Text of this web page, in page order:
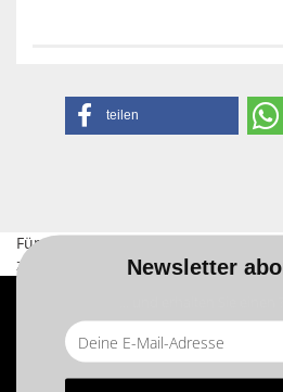
teilen
Für weitere Informationen
zu diesem Artikel.Newsletter